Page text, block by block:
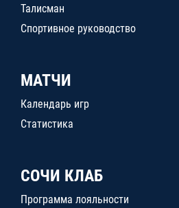
Талисман
Спортивное руководство
МАТЧИ
Календарь игр
Статистика
СОЧИ КЛАБ
Программа лояльности